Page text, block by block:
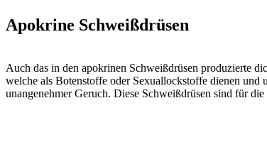
Apokrine Schweißdrüsen
Auch das in den apokrinen Schweißdrüsen produzierte
welche als Botenstoffe oder Sexuallockstoffe dienen und
unangenehmer Geruch. Diese Schweißdrüsen sind für